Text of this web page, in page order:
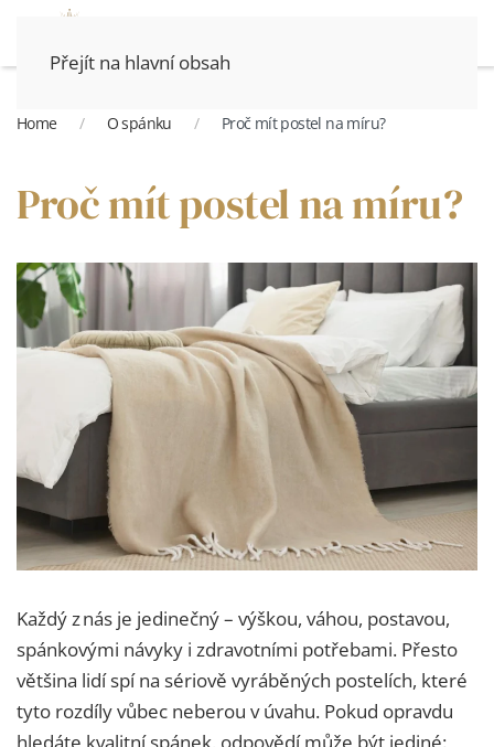
Přejít na hlavní obsah
Home O spánku Proč mít postel na míru?
Proč mít postel na míru?
Každý z nás je jedinečný – výškou, váhou, postavou,
spánkovými návyky i zdravotními potřebami. Přesto
většina lidí spí na sériově vyráběných postelích, které
tyto rozdíly vůbec neberou v úvahu. Pokud opravdu
hledáte kvalitní spánek, odpovědí může být jediné: